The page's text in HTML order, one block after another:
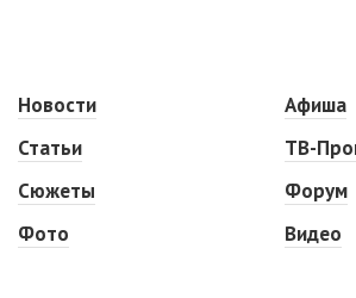
Новости
Статьи
Сюжеты
Фото
Афиша
ТВ-
Форум
Видео